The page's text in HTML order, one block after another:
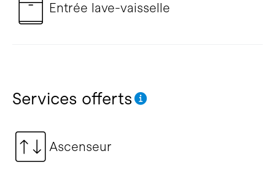
Entrée lave-vaisselle
Services offerts
Ascenseur